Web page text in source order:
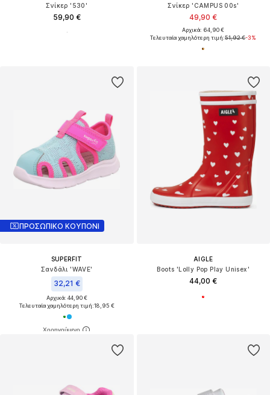
Σνίκερ '530'
59,90 €
Σνίκερ 'CAMPUS 00s'
49,90 €
Αρχικά: 64,90 €
Τελευταία χαμηλότερη τιμή:51,92 €-3%
ΠΡΟΣΩΠΙΚΟ ΚΟΥΠΟΝΙ
SUPERFIT
Σανδάλι 'WAVE'
32,21 €
Αρχικά: 44,90 €
Τελευταία χαμηλότερη τιμή:18,95 €
AIGLE
Boots 'Lolly Pop Play Unisex'
44,00 €